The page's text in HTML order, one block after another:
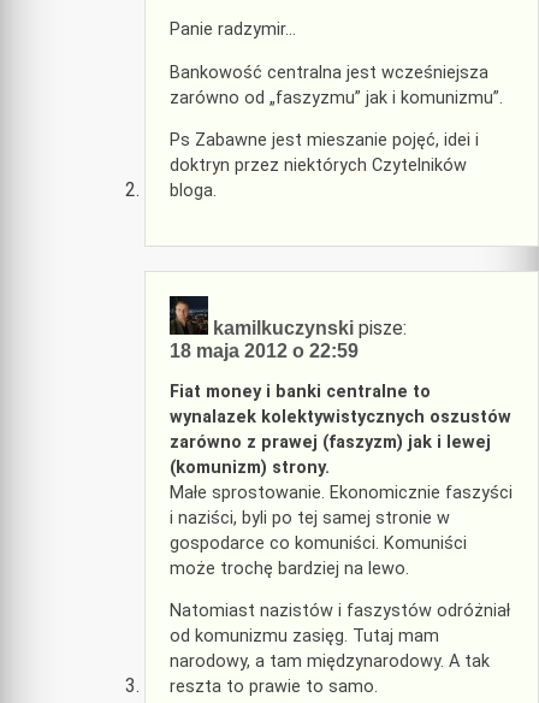
Panie radzymir…
Bankowość centralna jest wcześniejsza
zarówno od „faszyzmu” jak i komunizmu”.
Ps Zabawne jest mieszanie pojęć, idei i
doktryn przez niektórych Czytelników
bloga.
kamilkuczynski pisze:
18 maja 2012 o 22:59
Fiat money i banki centralne to
wynalazek kolektywistycznych oszustów
zarówno z prawej (faszyzm) jak i lewej
(komunizm) strony.
Małe sprostowanie. Ekonomicznie faszyści
i naziści, byli po tej samej stronie w
gospodarce co komuniści. Komuniści
może trochę bardziej na lewo.
Natomiast nazistów i faszystów odróżniał
od komunizmu zasięg. Tutaj mam
narodowy, a tam międzynarodowy. A tak
reszta to prawie to samo.